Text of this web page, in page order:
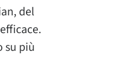
del
su più